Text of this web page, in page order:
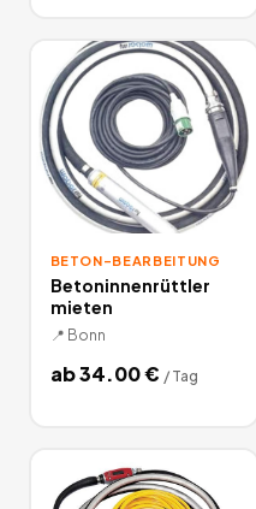
BETON-BEARBEITUNG
Betoninnenrüttler
mieten
📍 Bonn
ab34.00€ / Tag